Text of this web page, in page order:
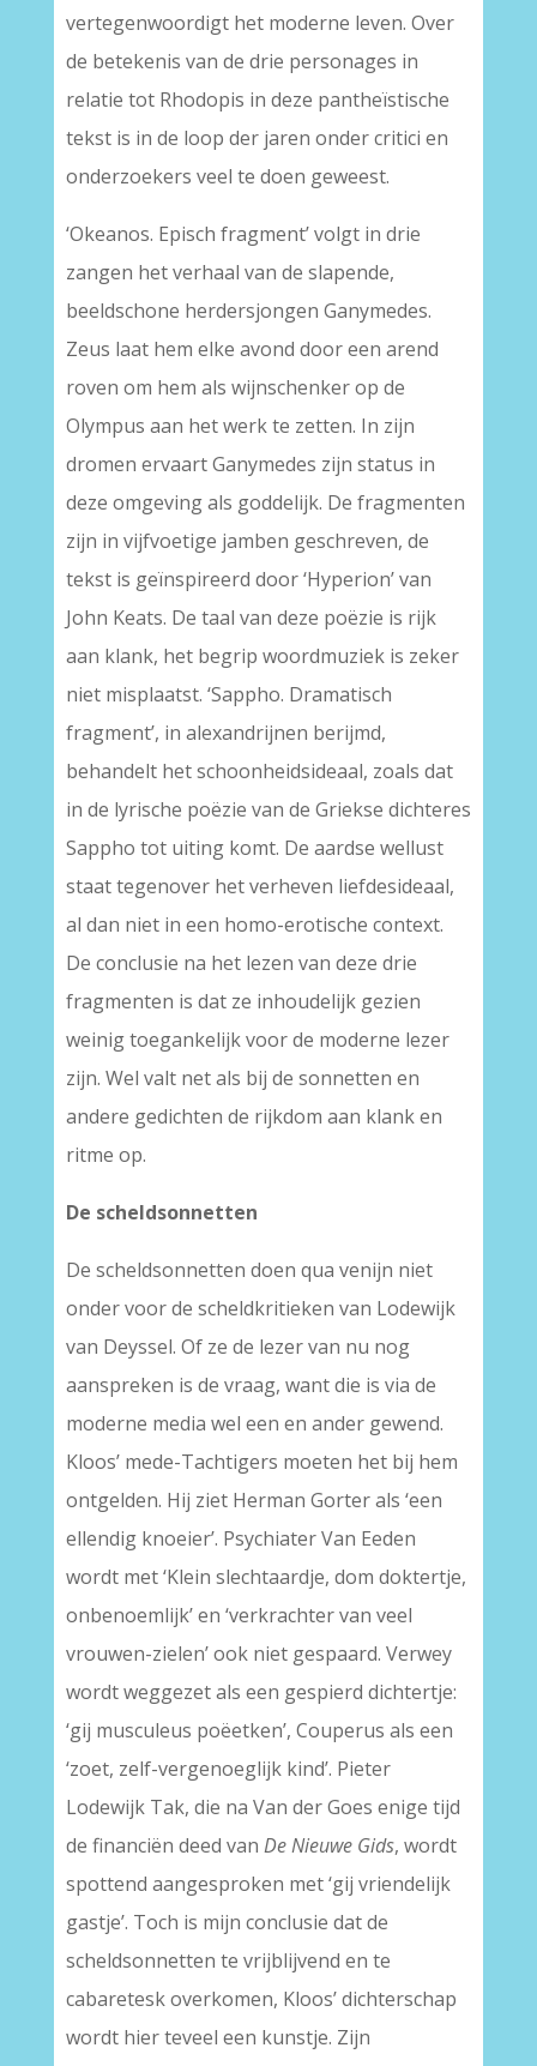
vertegenwoordigt het moderne leven. Over
de betekenis van de drie personages in
relatie tot Rhodopis in deze pantheïstische
tekst is in de loop der jaren onder critici en
onderzoekers veel te doen geweest.
‘Okeanos. Episch fragment’ volgt in drie
zangen het verhaal van de slapende,
beeldschone herdersjongen Ganymedes.
Zeus laat hem elke avond door een arend
roven om hem als wijnschenker op de
Olympus aan het werk te zetten. In zijn
dromen ervaart Ganymedes zijn status in
deze omgeving als goddelijk. De fragmenten
zijn in vijfvoetige jamben geschreven, de
tekst is geïnspireerd door ‘Hyperion’ van
John Keats. De taal van deze poëzie is rijk
aan klank, het begrip woordmuziek is zeker
niet misplaatst. ‘Sappho. Dramatisch
fragment’, in alexandrijnen berijmd,
behandelt het schoonheidsideaal, zoals dat
in de lyrische poëzie van de Griekse dichteres
Sappho tot uiting komt. De aardse wellust
staat tegenover het verheven liefdesideaal,
al dan niet in een homo-erotische context.
De conclusie na het lezen van deze drie
fragmenten is dat ze inhoudelijk gezien
weinig toegankelijk voor de moderne lezer
zijn. Wel valt net als bij de sonnetten en
andere gedichten de rijkdom aan klank en
ritme op.
De scheldsonnetten
De scheldsonnetten doen qua venijn niet
onder voor de scheldkritieken van Lodewijk
van Deyssel. Of ze de lezer van nu nog
aanspreken is de vraag, want die is via de
moderne media wel een en ander gewend.
Kloos’ mede-Tachtigers moeten het bij hem
ontgelden. Hij ziet Herman Gorter als ‘een
ellendig knoeier’. Psychiater Van Eeden
wordt met ‘Klein slechtaardje, dom doktertje,
onbenoemlijk’ en ‘verkrachter van veel
vrouwen-zielen’ ook niet gespaard. Verwey
wordt weggezet als een gespierd dichtertje:
‘gij musculeus poëetken’, Couperus als een
‘zoet, zelf-vergenoeglijk kind’. Pieter
Lodewijk Tak, die na Van der Goes enige tijd
de financiën deed van De Nieuwe Gids, wordt
spottend aangesproken met ‘gij vriendelijk
gastje’. Toch is mijn conclusie dat de
scheldsonnetten te vrijblijvend en te
cabaretesk overkomen, Kloos’ dichterschap
wordt hier teveel een kunstje. Zijn